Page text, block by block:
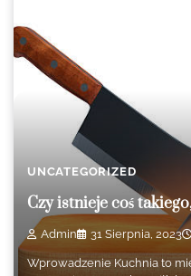
UNCATEGORIZED
Czy istnieje coś
Admin 31 Sierpnia, 2023
Wprowadzenie Kuchnia to